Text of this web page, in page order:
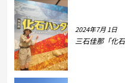
2024年7月 1日
三石佳那「化